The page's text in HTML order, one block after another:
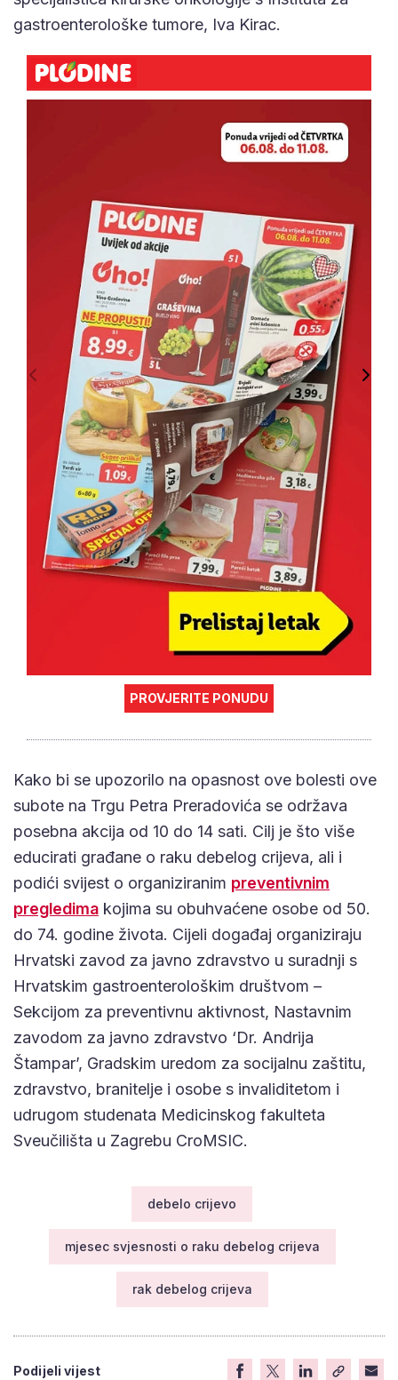
gastroenterološke tumore, Iva Kirac.
PROVJERITE PONUDU
Kako bi se upozorilo na opasnost ove bolesti ove
subote na Trgu Petra Preradovića se održava
posebna akcija od 10 do 14 sati. Cilj je što više
educirati građane o raku debelog crijeva, ali i
podići svijest o organiziranim preventivnim
pregledima kojima su obuhvaćene osobe od 50.
do 74. godine života. Cijeli događaj organiziraju
Hrvatski zavod za javno zdravstvo u suradnji s
Hrvatskim gastroenterološkim društvom –
Sekcijom za preventivnu aktivnost, Nastavnim
zavodom za javno zdravstvo ‘Dr. Andrija
Štampar’, Gradskim uredom za socijalnu zaštitu,
zdravstvo, branitelje i osobe s invaliditetom i
udrugom studenata Medicinskog fakulteta
Sveučilišta u Zagrebu CroMSIC.
debelo crijevo
mjesec svjesnosti o raku debelog crijeva
rak debelog crijeva
Podijeli vijest